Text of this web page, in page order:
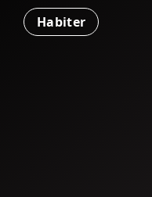
Habiter